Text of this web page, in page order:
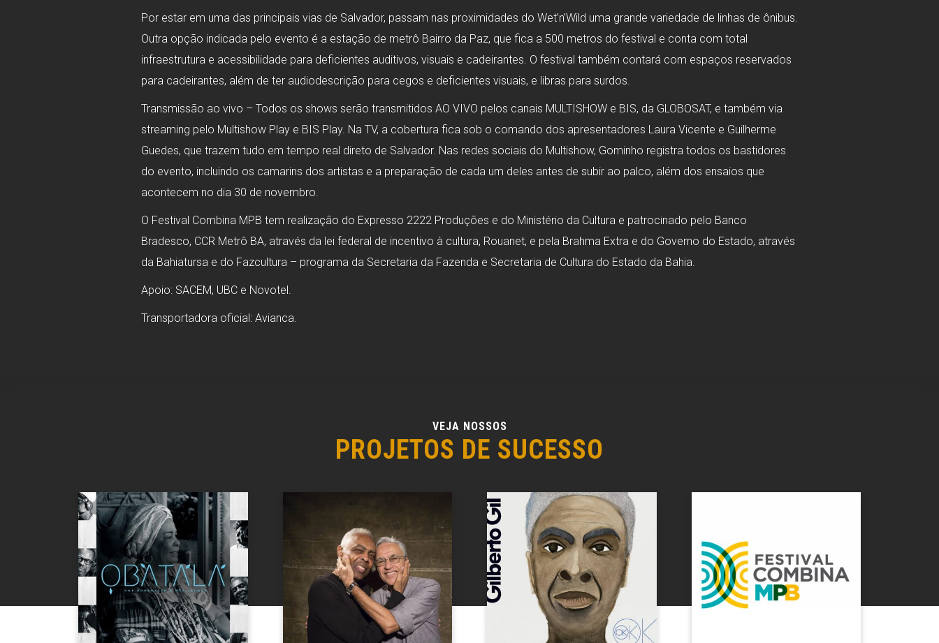
Por estar em uma das principais vias de Salvador, passam nas proximidades do Wet’n’Wild uma grande variedade de linhas de ônibus.
Outra opção indicada pelo evento é a estação de metrô Bairro da Paz, que fica a 500 metros do festival e conta com total
infraestrutura e acessibilidade para deficientes auditivos, visuais e cadeirantes. O festival também contará com espaços reservados
para cadeirantes, além de ter audiodescrição para cegos e deficientes visuais, e libras para surdos.
Transmissão ao vivo – Todos os shows serão transmitidos AO VIVO pelos canais MULTISHOW e BIS, da GLOBOSAT, e também via
streaming pelo Multishow Play e BIS Play. Na TV, a cobertura fica sob o comando dos apresentadores Laura Vicente e Guilherme
Guedes, que trazem tudo em tempo real direto de Salvador. Nas redes sociais do Multishow, Gominho registra todos os bastidores
do evento, incluindo os camarins dos artistas e a preparação de cada um deles antes de subir ao palco, além dos ensaios que
acontecem no dia 30 de novembro.
O Festival Combina MPB tem realização do Expresso 2222 Produções e do Ministério da Cultura e patrocinado pelo Banco
Bradesco, CCR Metrô BA, através da lei federal de incentivo à cultura, Rouanet, e pela Brahma Extra e do Governo do Estado, através
da Bahiatursa e do Fazcultura – programa da Secretaria da Fazenda e Secretaria de Cultura do Estado da Bahia.
Apoio: SACEM, UBC e Novotel.
Transportadora oficial: Avianca.
VEJA NOSSOS
PROJETOS DE SUCESSO